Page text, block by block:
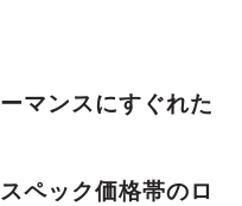
マンスにすぐれた
ペック価格帯のロ